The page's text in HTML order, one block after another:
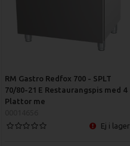
RM Gastro Redfox 700 - SPLT
70/80-21 E Restaurangspis med 4
Plattor me
Ej i lager